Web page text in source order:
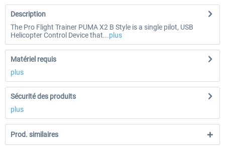
Description
The Pro Flight Trainer PUMA X2 B Style is a single pilot, USB
Helicopter Control Device that...plus
Matériel requis
plus
Sécurité des produits
plus
Prod. similaires